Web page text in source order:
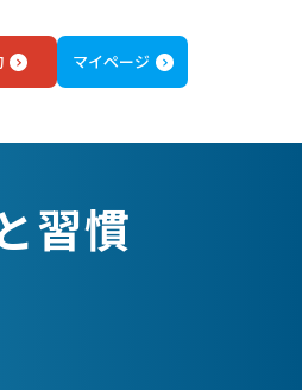
マイページ
習慣